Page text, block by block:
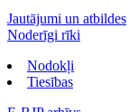
Jautājumi un atbildes
Noderīgi rīki
Nodokļi
Tiesības